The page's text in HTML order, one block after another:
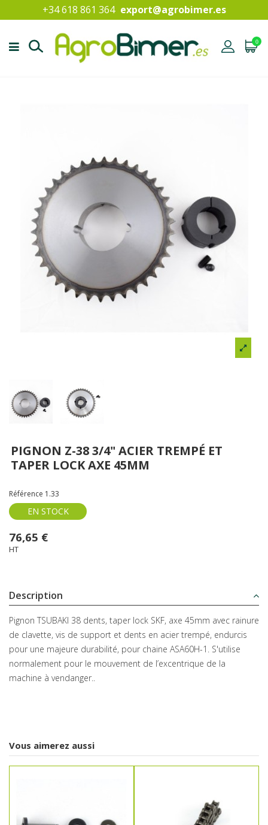
+34 618 861 364 export@agrobimer.es
0
PIGNON Z-38 3/4" ACIER TREMPÉ ET
TAPER LOCK AXE 45MM
Référence 1.33
EN STOCK
76,65 €
HT
Description
Pignon TSUBAKI 38 dents, taper lock SKF, axe 45mm avec rainure
de clavette, vis de support et dents en acier trempé, endurcis
pour une majeure durabilité, pour chaine ASA60H-1. S'utilise
normalement pour le mouvement de l’excentrique de la
machine à vendanger..
Vous aimerez aussi